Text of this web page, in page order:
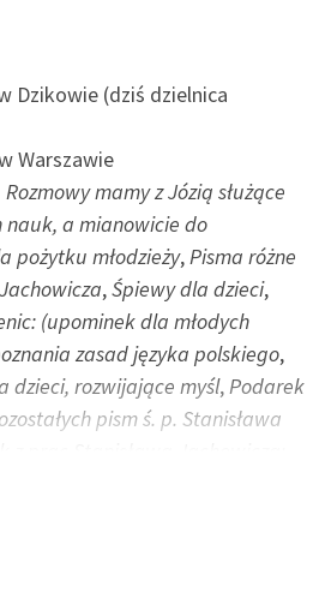
Dzikowie (dziś dzielnica
Warszawie
Rozmowy mamy z Józią służące
nauk, a mianowicie do
pożytku młodzieży,Pisma różne
,Śpiewy dla dzieci,
(upominek dla młodych
zasad języka polskiego,
dzieci, rozwijające myśl,Podarek
pism ś. p. Stanisława
i różne wierszyki